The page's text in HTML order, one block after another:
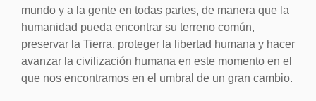
mundo y a la gente en todas partes, de manera que la
humanidad pueda encontrar su terreno común,
preservar la Tierra, proteger la libertad humana y hacer
avanzar la civilización humana en este momento en el
que nos encontramos en el umbral de un gran cambio.